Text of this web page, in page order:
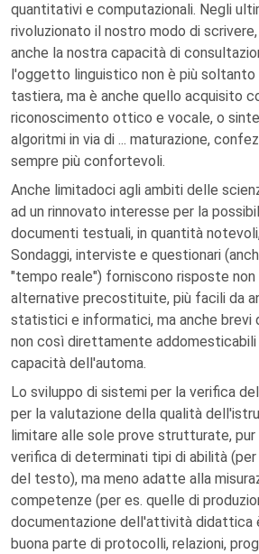
quantitativi e computazionali. Negli
rivoluzionato il nostro modo di
anche la nostra capacità di
l'oggetto linguistico non è più
tastiera, ma è anche quello acquisito
riconoscimento ottico e vocale, o
algoritmi in via di ... maturazione,
sempre più confortevoli.
Anche limitadoci agli ambiti delle
ad un rinnovato interesse per la
documenti testuali, in quantità
Sondaggi, interviste e questionari
"tempo reale") forniscono risposte non
alternative precostituite, più facili da
statistici e informatici, ma anche brevi
non così direttamente
capacità dell'automa.
Lo sviluppo di sistemi per la verifica
per la valutazione della qualità
limitare alle sole prove strutturate, pur
verifica di determinati tipi di abilità (per
del testo), ma meno adatte alla
competenze (per es. quelle di
documentazione dell'attività didattica
buona parte di protocolli, relazioni,